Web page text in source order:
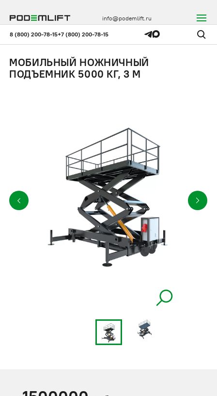
8 (800) 200-78-15+7 (800) 200-78-15
info@podemlift.ru
МОБИЛЬНЫЙ НОЖНИЧНЫЙ
ПОДЪЕМНИК 5000 КГ, 3 М